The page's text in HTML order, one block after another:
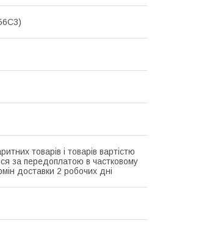
товарів і товарів вартістю
за передоплатою в частковому
доставки 2 робочих дні